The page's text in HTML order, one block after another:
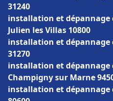
31240
installation et dépannage
Julien les Villas 10800
installation et dépannage
31270
installation et dépannage
Champigny sur Marne
installation et dépannage